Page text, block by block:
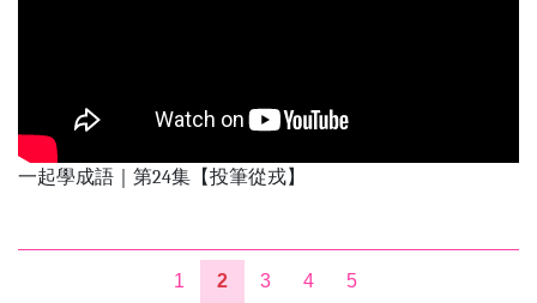
一起學成語｜第24集【投筆從戎】
1 2 3 4 5